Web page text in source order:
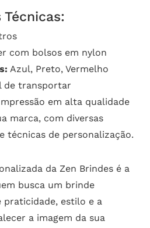
com bolsos em nylon
Azul, Preto, Vermelho
de transportar
em alta qualidade
marca, com diversas
técnicas de personalização.
da Zen Brindes é a
busca um brinde
praticidade, estilo e a
a imagem da sua